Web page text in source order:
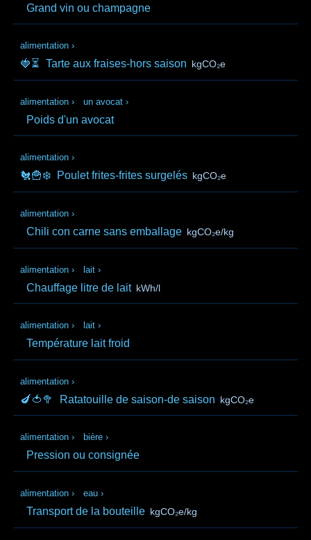
Grand vin ou champagne
alimentation ›
🍓⏳ Tarte aux fraises-hors saison kgCO₂e
alimentation › un avocat ›
Poids d'un avocat
alimentation ›
🐔🍟❄️ Poulet frites-frites surgelés kgCO₂e
alimentation ›
Chili con carne sans emballage kgCO₂e/kg
alimentation › lait ›
Chauffage litre de lait kWh/l
alimentation › lait ›
Température lait froid
alimentation ›
🍆🍅🥦 Ratatouille de saison-de saison kgCO₂e
alimentation › bière ›
Pression ou consignée
alimentation › eau ›
Transport de la bouteille kgCO₂e/kg